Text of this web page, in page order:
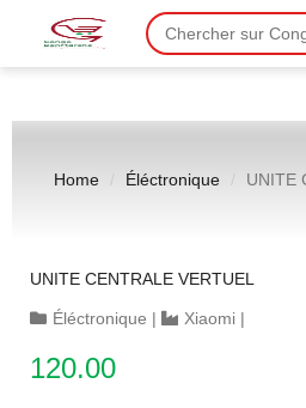
Home Éléctronique UNITE
UNITE CENTRALE VERTUEL
Éléctronique | Xiaomi |
120.00